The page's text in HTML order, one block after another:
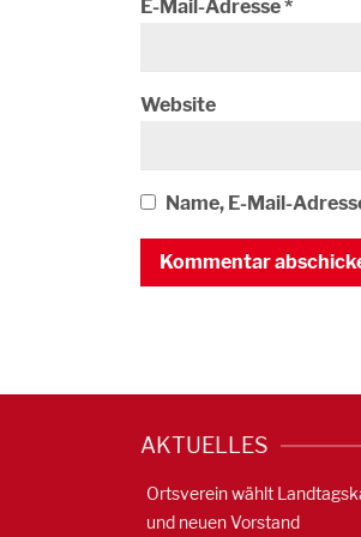
E-Mail-Adresse*
Website
Name, E-Mail-
AKTUELLES
Ortsverein wählt
und neuen Vorstand